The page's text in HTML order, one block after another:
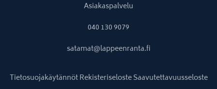
Asiakaspalvelu
040 130 9079
satamat@lappeenranta.fi
TietosuojakäytännötRekisteriselosteSaavutettavuusseloste